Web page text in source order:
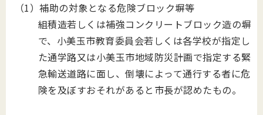
（1）補助の対象となる危険ブロック塀等
組積造若しくは補強コンクリートブロック造の塀
で、小美玉市教育委員会若しくは各学校が指定し
た通学路又は小美玉市地域防災計画で指定する緊
急輸送道路に面し、倒壊によって通行する者に危
険を及ぼすおそれがあると市長が認めたもの。